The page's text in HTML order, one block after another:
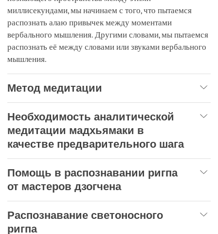
миллисекундами, мы начинаем с того, что пытаемся
распознать алаю привычек между моментами
вербального мышления. Другими словами, мы пытаемся
распознать её между словами или звуками вербального
мышления.
Метод медитации
Необходимость аналитической
медитации мадхьямаки в
качестве предварительного шага
Помощь в распознавании ригпа
от мастеров дзогчена
Распознавание светоносного
ригпа